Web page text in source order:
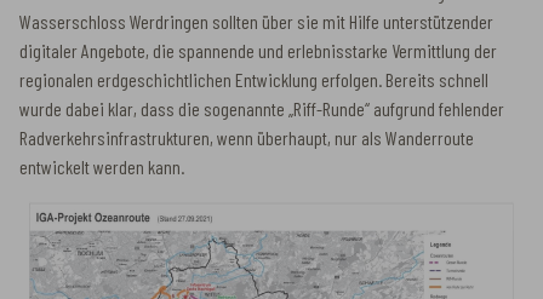
Wasserschloss Werdringen sollten über sie mit Hilfe unterstützender
digitaler Angebote, die spannende und erlebnisstarke Vermittlung der
regionalen erdgeschichtlichen Entwicklung erfolgen. Bereits schnell
wurde dabei klar, dass die sogenannte „Riff-Runde“ aufgrund fehlender
Radverkehrsinfrastrukturen, wenn überhaupt, nur als Wanderroute
entwickelt werden kann.